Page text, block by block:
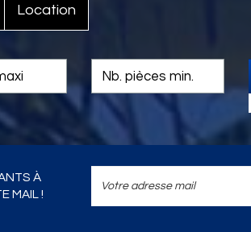
Location
À
MAIL !